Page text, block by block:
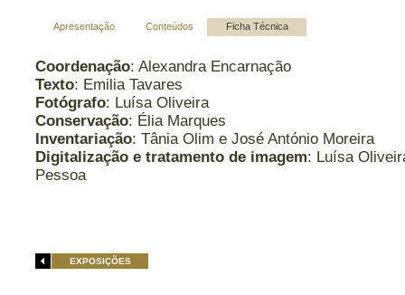
Apresentação Conteúdos Ficha Técnica
Coordenação: Alexandra Encarnação
Texto: Emilia Tavares
Fotógrafo: Luísa Oliveira
Conservação: Élia Marques
Inventariação: Tânia Olim e José António Moreira
Digitalização e tratamento de imagem: Luísa
Pessoa
EXPOSIÇÕES